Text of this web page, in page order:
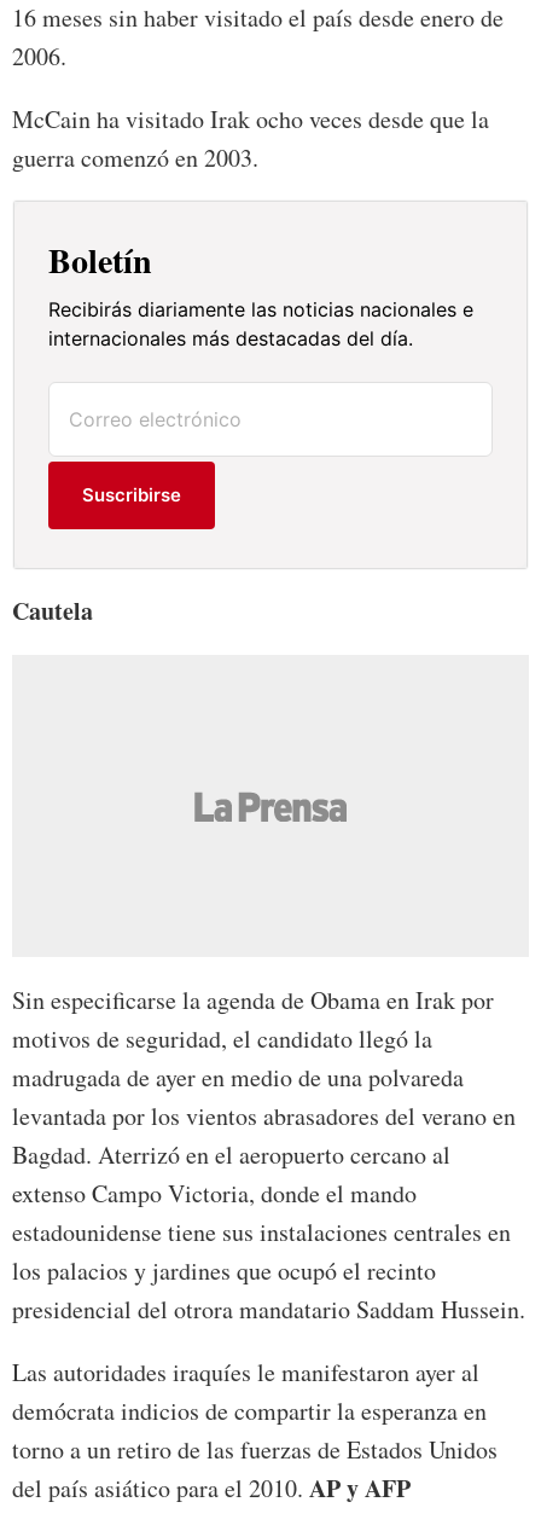
16 meses sin haber visitado el país desde enero de
2006.
McCain ha visitado Irak ocho veces desde que la
guerra comenzó en 2003.
Boletín
Recibirás diariamente las noticias nacionales e
internacionales más destacadas del día.
Suscribirse
Cautela
Sin especificarse la agenda de Obama en Irak por
motivos de seguridad, el candidato llegó la
madrugada de ayer en medio de una polvareda
levantada por los vientos abrasadores del verano en
Bagdad. Aterrizó en el aeropuerto cercano al
extenso Campo Victoria, donde el mando
estadounidense tiene sus instalaciones centrales en
los palacios y jardines que ocupó el recinto
presidencial del otrora mandatario Saddam Hussein.
Las autoridades iraquíes le manifestaron ayer al
demócrata indicios de compartir la esperanza en
torno a un retiro de las fuerzas de Estados Unidos
del país asiático para el 2010. AP y AFP